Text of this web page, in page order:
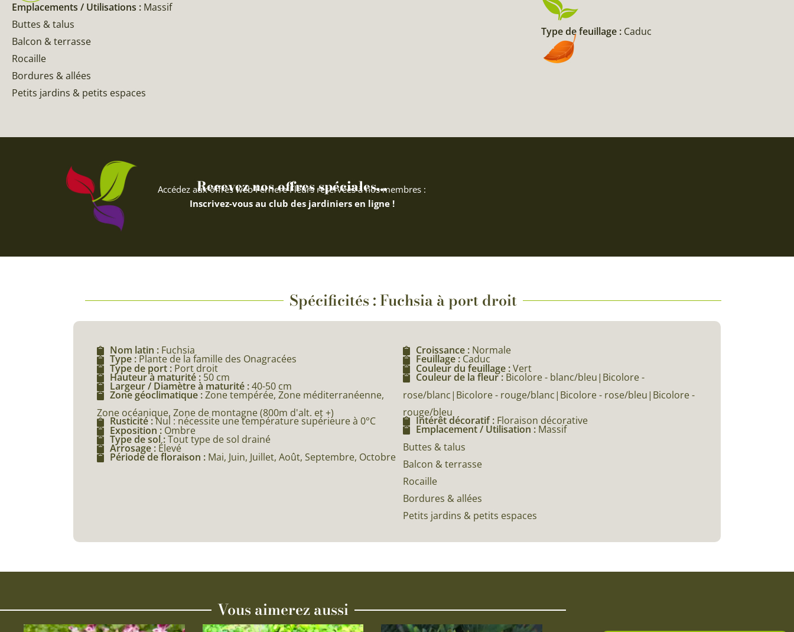
Emplacements / Utilisations : Massif
Buttes & talus
Balcon & terrasse
Rocaille
Bordures & allées
Petits jardins & petits espaces
Type de feuillage : Caduc
Recevez nos offres spéciales...
Accédez aux offres web Ferriere Fleurs réservées à nos membres :
Inscrivez-vous au club des jardiniers en ligne !
Spécificités : Fuchsia à port droit
Nom latin : Fuchsia
Type : Plante de la famille des Onagracées
Type de port : Port droit
Hauteur à maturité : 50 cm
Largeur / Diamètre à maturité :40-50 cm
Zone géoclimatique :Zone tempérée, Zone méditerranéenne,
Zone océanique, Zone de montagne (800m d'alt. et +)
Rusticité :Nul : nécessite une température supérieure à 0°C
Exposition : Ombre
Type de sol :Tout type de sol drainé
Arrosage : Élevé
Période de floraison : Mai, Juin, Juillet, Août, Septembre, Octobre
Croissance : Normale
Feuillage : Caduc
Couleur du feuillage :Vert
Couleur de la fleur : Bicolore - blanc/bleu|Bicolore -
rose/blanc|Bicolore - rouge/blanc|Bicolore - rose/bleu|Bicolore -
rouge/bleu
Intérêt décoratif : Floraison décorative
Emplacement / Utilisation : Massif
Buttes & talus
Balcon & terrasse
Rocaille
Bordures & allées
Petits jardins & petits espaces
Vous aimerez aussi